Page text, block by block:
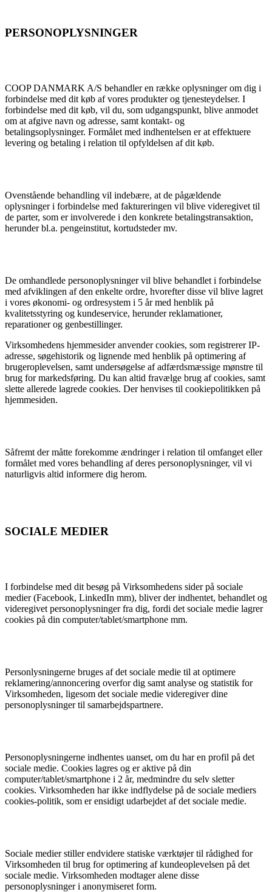
PERSONOPLYSNINGER
COOP DANMARK A/S behandler en række oplysninger om dig i
forbindelse med dit køb af vores produkter og tjenesteydelser. I
forbindelse med dit køb, vil du, som udgangspunkt, blive anmodet
om at afgive navn og adresse, samt kontakt- og
betalingsoplysninger. Formålet med indhentelsen er at effektuere
levering og betaling i relation til opfyldelsen af dit køb.
Ovenstående behandling vil indebære, at de pågældende
oplysninger i forbindelse med faktureringen vil blive videregivet til
de parter, som er involverede i den konkrete betalingstransaktion,
herunder bl.a. pengeinstitut, kortudsteder mv.
De omhandlede personoplysninger vil blive behandlet i forbindelse
med afviklingen af den enkelte ordre, hvorefter disse vil blive lagret
i vores økonomi- og ordresystem i 5 år med henblik på
kvalitetsstyring og kundeservice, herunder reklamationer,
reparationer og genbestillinger.
Virksomhedens hjemmesider anvender cookies, som registrerer IP-
adresse, søgehistorik og lignende med henblik på optimering af
brugeroplevelsen, samt undersøgelse af adfærdsmæssige mønstre til
brug for markedsføring. Du kan altid fravælge brug af cookies, samt
slette allerede lagrede cookies. Der henvises til cookiepolitikken på
hjemmesiden.
Såfremt der måtte forekomme ændringer i relation til omfanget eller
formålet med vores behandling af deres personoplysninger, vil vi
naturligvis altid informere dig herom.
SOCIALE MEDIER
I forbindelse med dit besøg på Virksomhedens sider på sociale
medier (Facebook, LinkedIn mm), bliver der indhentet, behandlet og
videregivet personoplysninger fra dig, fordi det sociale medie lagrer
cookies på din computer/tablet/smartphone mm.
Personlysningerne bruges af det sociale medie til at optimere
reklamering/annoncering overfor dig samt analyse og statistik for
Virksomheden, ligesom det sociale medie videregiver dine
personoplysninger til samarbejdspartnere.
Personoplysningerne indhentes uanset, om du har en profil på det
sociale medie. Cookies lagres og er aktive på din
computer/tablet/smartphone i 2 år, medmindre du selv sletter
cookies. Virksomheden har ikke indflydelse på de sociale mediers
cookies-politik, som er ensidigt udarbejdet af det sociale medie.
Sociale medier stiller endvidere statiske værktøjer til rådighed for
Virksomheden til brug for optimering af kundeoplevelsen på det
sociale medie. Virksomheden modtager alene disse
personoplysninger i anonymiseret form.